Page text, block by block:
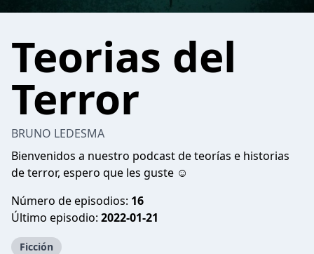
Teorias del
Terror
BRUNO LEDESMA
Bienvenidos a nuestro podcast de teorías e historias
de terror, espero que les guste ☺
Número de episodios: 16
Último episodio: 2022-01-21
Ficción